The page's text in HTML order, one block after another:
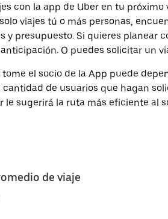
con la app de Uber en tu
viajes tú o más personas,
y presupuesto. Si quieres planear
O puedes solicitar un
el socio de la App puede
de usuarios que hagan
le sugerirá la ruta más eficiente al
de viaje